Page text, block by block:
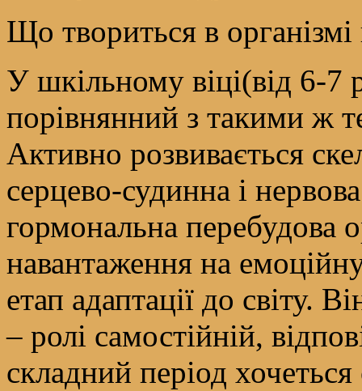
Що твориться в
У шкільному віці(від 6-7
порівнянний з такими ж
Активно розвивається
серцево-судинна і
гормональна перебудова
навантаження на
етап адаптації до світу.
– ролі самостійній,
складний період